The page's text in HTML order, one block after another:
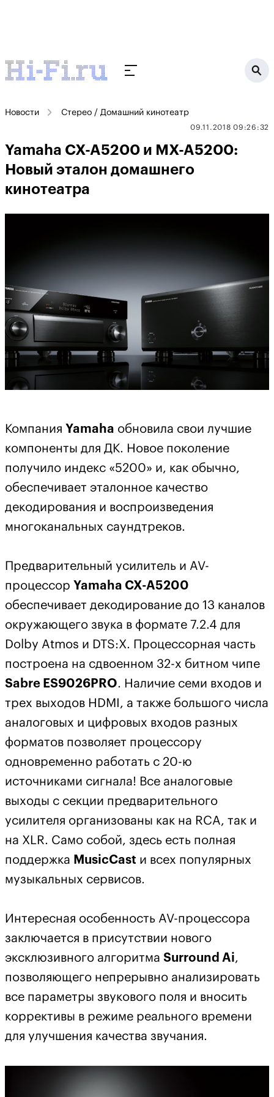
Новости Стерео / Домашний кинотеатр
09.11.2018 09:26:32
Yamaha CX-A5200 и MX-A5200:
Новый эталон домашнего
кинотеатра
Компания Yamaha обновила свои лучшие
компоненты для ДК. Новое поколение
получило индекс «5200» и, как обычно,
обеспечивает эталонное качество
декодирования и воспроизведения
многоканальных саундтреков.
Предварительный усилитель и AV-
процессор Yamaha CX-A5200
обеспечивает декодирование до 13 каналов
окружающего звука в формате 7.2.4 для
Dolby Atmos и DTS:X. Процессорная часть
построена на сдвоенном 32-х битном чипе
Sabre ES9026PRO. Наличие семи входов и
трех выходов HDMI, а также большого числа
аналоговых и цифровых входов разных
форматов позволяет процессору
одновременно работать с 20-ю
источниками сигнала! Все аналоговые
выходы с секции предварительного
усилителя организованы как на RCA, так и
на XLR. Само собой, здесь есть полная
поддержка MusicCast и всех популярных
музыкальных сервисов.
Интересная особенность AV-процессора
заключается в присутствии нового
эксклюзивного алгоритма Surround Ai,
позволяющего непрерывно анализировать
все параметры звукового поля и вносить
коррективы в режиме реального времени
для улучшения качества звучания.